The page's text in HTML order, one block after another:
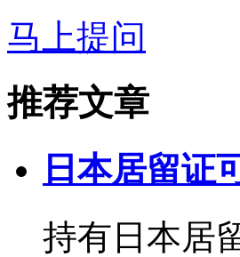
马上提问
推荐文章
日本居留证
持有日本居